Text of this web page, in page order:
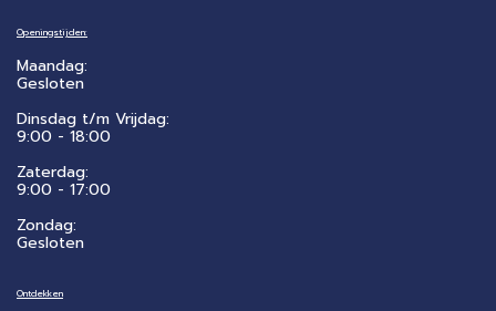
Openingstijden:
Maandag:
Gesloten
Dinsdag t/m Vrijdag:
9:00 - 18:00
Zaterdag:
​9:00 - 17:00
Zondag:
Gesloten
Ontdekken